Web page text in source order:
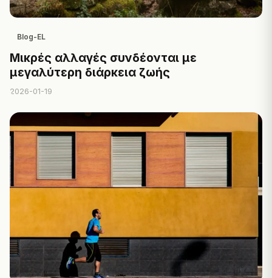
Blog-EL
Μικρές αλλαγές συνδέονται με
μεγαλύτερη διάρκεια ζωής
2026-01-19